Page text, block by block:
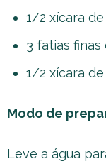
1/2 xícara
3 fatias finas
1/2 xícara de
Modo de
Leve a água